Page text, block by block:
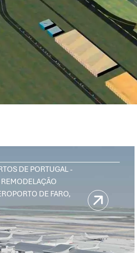
DE PORTUGAL -
DE FARO,